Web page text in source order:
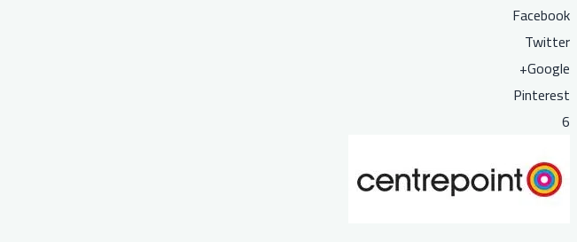
Facebook
Twitter
Google+
Pinterest
6